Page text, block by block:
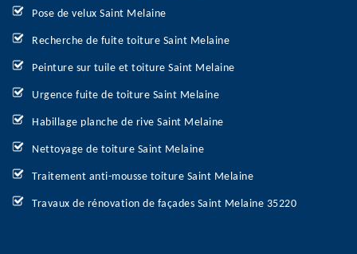
Pose de velux Saint Melaine
Recherche de fuite toiture Saint Melaine
Peinture sur tuile et toiture Saint Melaine
Urgence fuite de toiture Saint Melaine
Habillage planche de rive Saint Melaine
Nettoyage de toiture Saint Melaine
Traitement anti-mousse toiture Saint Melaine
Travaux de rénovation de façades Saint Melaine 35220